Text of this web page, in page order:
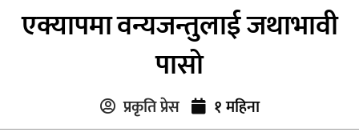
एक्यापमा वन्यजन्तुलाई जथाभावी
पासो
प्रकृति प्रेस १ महिना